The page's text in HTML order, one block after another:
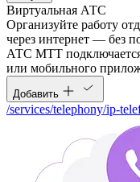
Виртуальная АТС
Организуйте работу
через интернет — без
АТС МТТ подключается
или мобильного
Добавить
/services/telephony/ip-